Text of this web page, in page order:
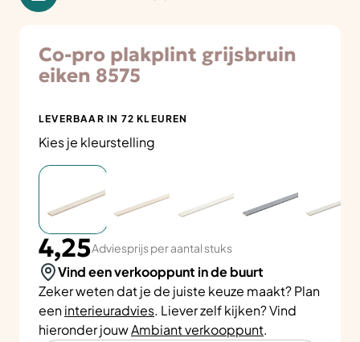
Co-pro plakplint grijsbruin
eiken 8575
LEVERBAAR IN 72 KLEUREN
Kies je kleurstelling
4,25Adviesprijs per aantal stuks
Vind een verkooppunt in de buurt
Zeker weten dat je de juiste keuze maakt? Plan
eeninterieuradvies. Liever zelf kijken? Vind
hieronder jouwAmbiant verkooppunt.